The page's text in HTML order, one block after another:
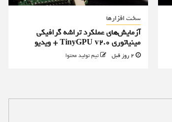
سخت افزارها
آزمایش‌های عملکرد تراشه گرافیکی
مینیاتوری TinyGPU v2.0 + ویدیو
تیم تولید محتوا